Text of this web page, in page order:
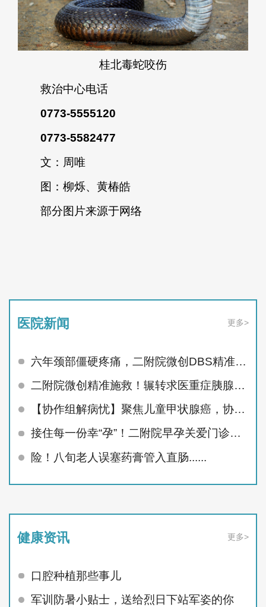
桂北毒蛇咬伤
救治中心电话
0773-5555120
0773-5582477
文：周唯
图：柳烁、黄椿皓
部分图片来源于网络
医院新闻 更多>
六年颈部僵硬疼痛，二附院微创DBS精准治顽疾
二附院微创精准施救！辗转求医重症胰腺炎患者顺利痊愈
【协作组解病忧】聚焦儿童甲状腺癌，协作组MDT护航未来
接住每一份幸“孕”！二附院早孕关爱门诊精准呵护孕早期
险！八旬老人误塞药膏管入直肠......
健康资讯 更多>
口腔种植那些事儿
军训防暑小贴士，送给烈日下站军姿的你